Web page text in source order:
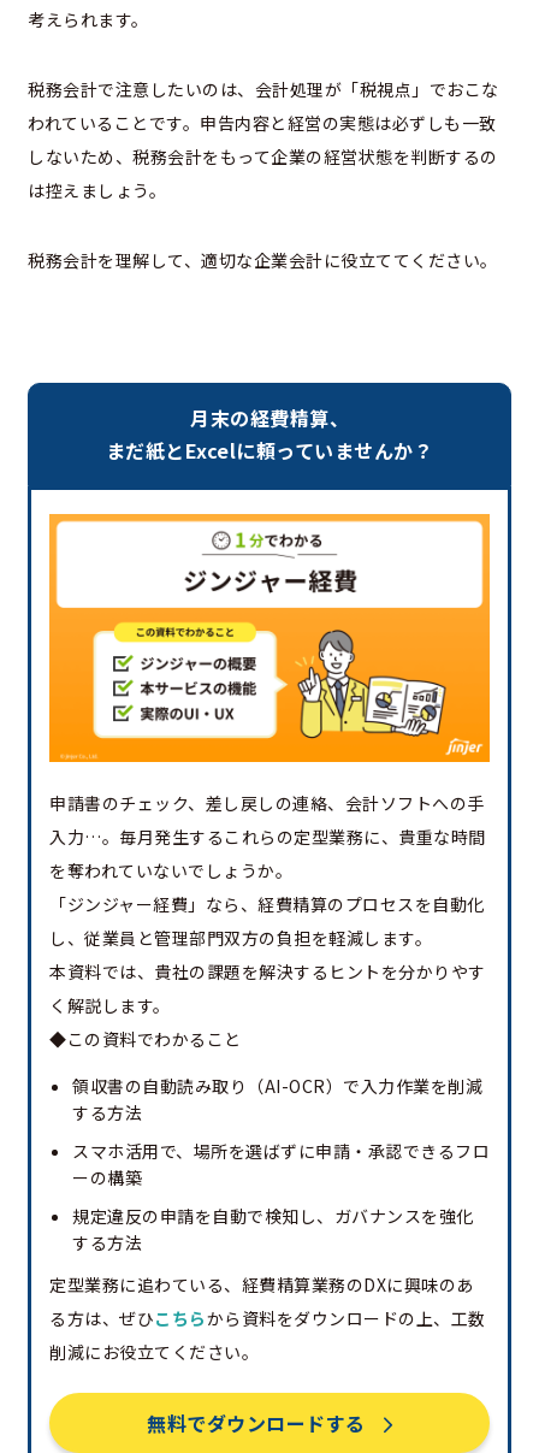
考えられます。
税務会計で注意したいのは、会計処理が「税視点」でおこな
われていることです。申告内容と経営の実態は必ずしも一致
しないため、税務会計をもって企業の経営状態を判断するの
は控えましょう。
税務会計を理解して、適切な企業会計に役立ててください。
月末の経費精算、
まだ紙とExcelに頼っていませんか？
申請書のチェック、差し戻しの連絡、会計ソフトへの手
入力…。毎月発生するこれらの定型業務に、貴重な時間
を奪われていないでしょうか。
「ジンジャー経費」なら、経費精算のプロセスを自動化
し、従業員と管理部門双方の負担を軽減します。
本資料では、貴社の課題を解決するヒントを分かりやす
く解説します。
◆この資料でわかること
領収書の自動読み取り（AI-OCR）で入力作業を削減
する方法
スマホ活用で、場所を選ばずに申請・承認できるフロ
ーの構築
規定違反の申請を自動で検知し、ガバナンスを強化
する方法
定型業務に追わている、経費精算業務のDXに興味のあ
る方は、ぜひこちらから資料をダウンロードの上、工数
削減にお役立てください。
無料でダウンロードする